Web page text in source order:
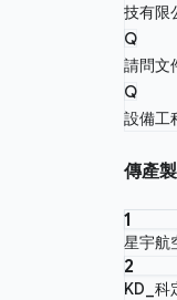
技有限
Q
請問文
Q
設備工
傳產
1
星宇航
2
KD_科